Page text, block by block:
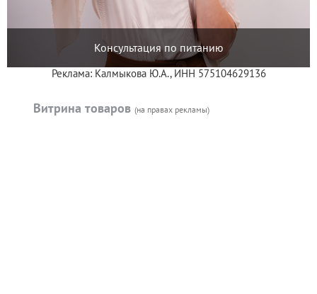
Консультация по питанию
Реклама: Калмыкова Ю.А., ИНН 575104629136
Витрина товаров (на правах рекламы)